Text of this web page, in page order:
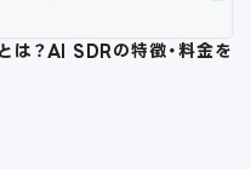
は？AI SDRの特徴・料金を